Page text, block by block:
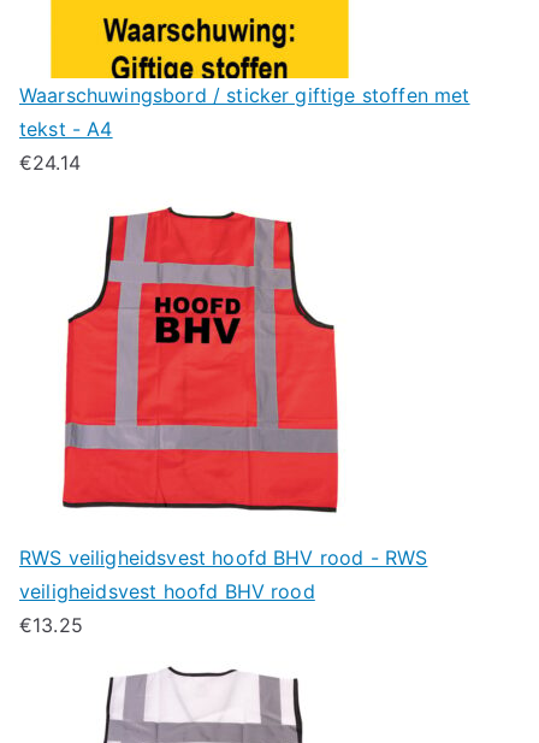
Waarschuwingsbord / sticker giftige stoffen met
tekst - A4
€24.14
RWS veiligheidsvest hoofd BHV rood - RWS
veiligheidsvest hoofd BHV rood
€13.25